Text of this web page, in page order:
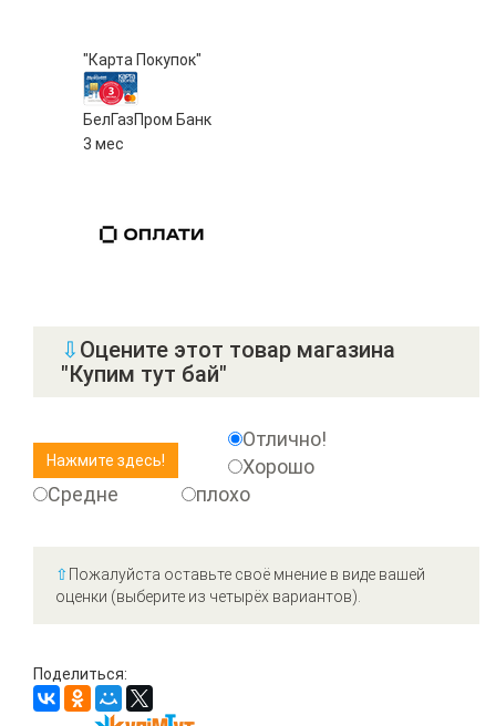
"Карта Покупок"
БелГазПром Банк
3 мес
⇩ Оцените этот товар магазина
"Купим тут бай"
Отлично!
Хорошо
Средне
плохо
⇧ Пожалуйста оставьте своё мнение в виде вашей
оценки (выберите из четырёх вариантов).
Поделиться: